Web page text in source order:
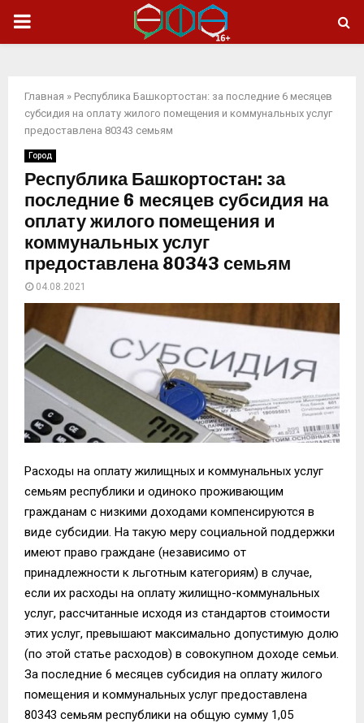
ОСНОВНОЕ
Главная » Республика Башкортостан: за последние 6 месяцев
субсидия на оплату жилого помещения и коммунальных услуг
предоставлена 80343 семьям
Город
Республика Башкортостан: за
последние 6 месяцев субсидия на
оплату жилого помещения и
коммунальных услуг
предоставлена 80343 семьям
04.08.2021
Расходы на оплату жилищных и коммунальных услуг
семьям республики и одиноко проживающим
гражданам с низкими доходами компенсируются в
виде субсидии. На такую меру социальной поддержки
имеют право граждане (независимо от
принадлежности к льготным категориям) в случае,
если их расходы на оплату жилищно-коммунальных
услуг, рассчитанные исходя из стандартов стоимости
этих услуг, превышают максимально допустимую долю
(по этой статье расходов) в совокупном доходе семьи.
За последние 6 месяцев субсидия на оплату жилого
помещения и коммунальных услуг предоставлена
80343 семьям республики на общую сумму 1,05